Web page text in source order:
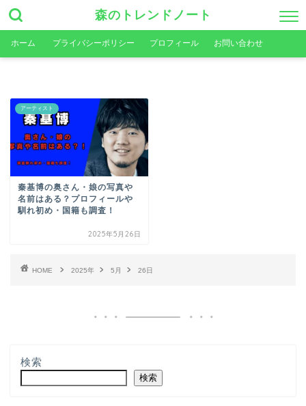
森のトレンドノート
ホーム プライバシーポリシー プロフィール お問い合わせ
アーティスト
秦基博の奥さん・娘の写真や
名前はある？プロフィールや
馴れ初め・国籍も調査！
2025年5月26日
HOME 2025年 5月 26日
検索
検索